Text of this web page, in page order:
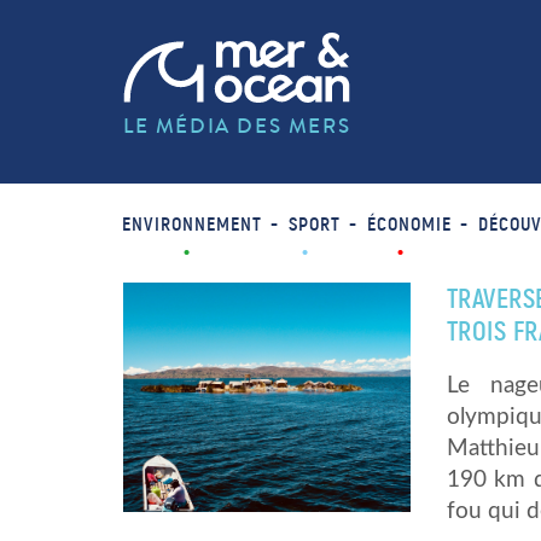
LE MÉDIA DES MERS
ENVIRONNEMENT SPORT ÉCONOMIE
TROIS
Le
190 km
fou qui